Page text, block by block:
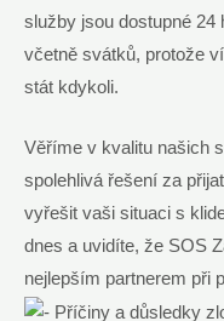
služby jsou dostupné 24
včetně svátků, protože
stát kdykoli.
Věříme v kvalitu našich
spolehlivá řešení za
vyřešit vaši situaci s
dnes a uvidíte, že SOS
nejlepším partnerem při